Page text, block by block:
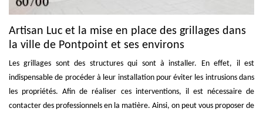
Artisan Luc et la mise en place des grillages dans
la ville de Pontpoint et ses environs
Les grillages sont des structures qui sont à installer. En effet, il est
indispensable de procéder à leur installation pour éviter les intrusions dans
les propriétés. Afin de réaliser ces interventions, il est nécessaire de
contacter des professionnels en la matière. Ainsi, on peut vous proposer de